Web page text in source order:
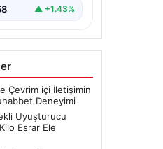
▲ +1.43%
Çevrim içi İletişimin
Deneyimi
Uyuşturucu
Esrar Ele